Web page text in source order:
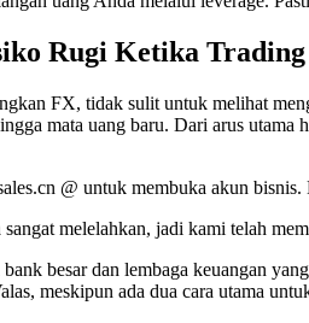
Rugi Ketika
FX, tidak sulit untuk melihat
mata uang baru. Dari arus
@ untuk membuka akun
melelahkan, jadi kami telah
besar dan lembaga keuangan
meskipun ada dua cara utama